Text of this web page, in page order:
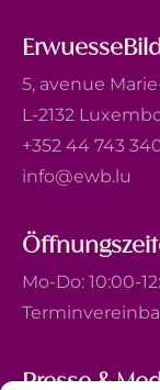
5, avenue
L-2132
+352 44 743
info@ewb.lu
Mo-Do: 10:00-
Presse &